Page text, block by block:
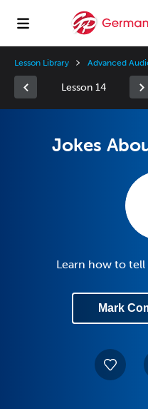
Lesson Library Advanced
Lesson 14
Jokes
Learn how to tell
Mark